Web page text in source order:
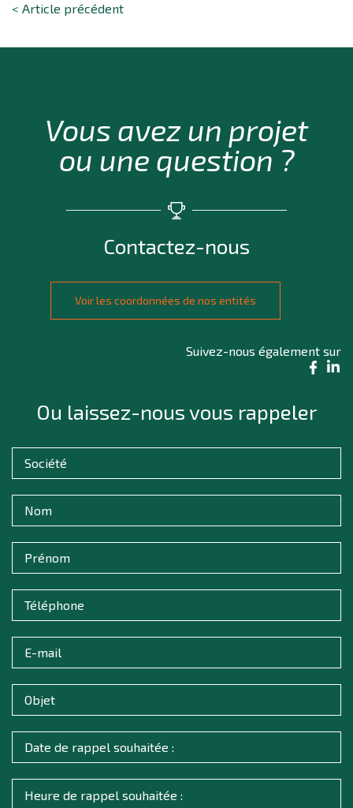
< Article précédent
Vous avez un projet
ou une question ?
Contactez-nous
Voir les coordonnées de nos entités
Suivez-nous également sur
Ou laissez-nous vous rappeler